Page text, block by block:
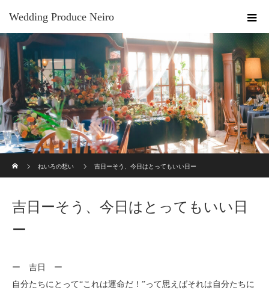
Wedding Produce Neiro
ねいろの想い
吉日ーそう、今日はとってもいい日ー
吉日ーそう、今日はとってもいい日
ー
ー 吉日 ー
自分たちにとって“これは運命だ！”って思えばそれは自分たちに